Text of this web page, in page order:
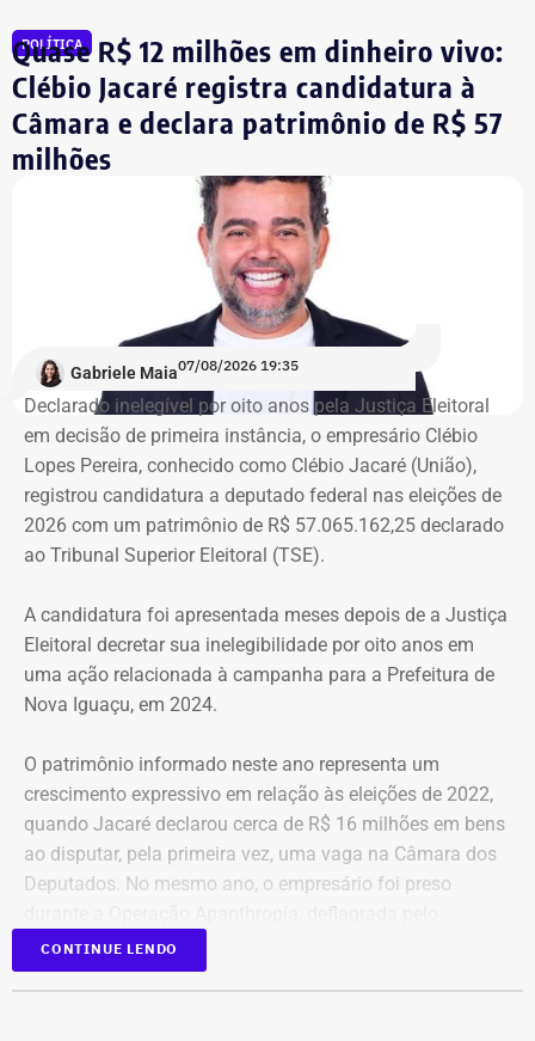
comentou.
Integrante de movimento afirma que
ocupação aconteceu após quatro
Integrante do Movimento de Luta nos Bairros, Vilas e
Favelas (MLB), dona Enita afirmou que o grupo de
ocupantes chegou ao atual prédio depois de sofrer quatro
“Nós já sofremos quatro despejos. O objetivo da
ocupação é justamente dar ao imóvel uma função social
que atenda as necessidades básicas das famílias. Desde
que eu entrei no MLB nunca faltou comida. Só o que falta
mesmo é um teto, um lar para morar. Queremos fazer
valer um direito constitucional que nunca foi cumprido”
A Central de Movimentos Populares do Rio de Janeiro
(CMPRJ) emitiu nota de apoio e solidariedade e lembrou
que as famílias lutam há anos pelo direito à moradia com
organização e resistência.
“Sabemos que a moradia é a base de tudo. Quando um
movimento ocupa um imóvel abandonado ou
subutilizado, mais do que dar um teto, o que já é
fundamental, ele devolve esperança e perspectiva de vida
para centenas de pessoas, sobretudo para as crianças”,
Moradores da Rua Santa Alexandrina
POLÍTICA
Quase R$ 12 milhões em dinheiro vivo:
Clébio Jacaré registra candidatura à
Câmara e declara patrimônio de R$ 57
milhões
Gabriele Maia07/08/2026 19:35
Declarado inelegível por oito anos pela Justiça Eleitoral
em decisão de primeira instância, o empresário Clébio
Lopes Pereira, conhecido como Clébio Jacaré (União),
registrou candidatura a deputado federal nas eleições de
2026 com um patrimônio de R$ 57.065.162,25 declarado
ao Tribunal Superior Eleitoral (TSE).
A candidatura foi apresentada meses depois de a Justiça
Eleitoral decretar sua inelegibilidade por oito anos em
uma ação relacionada à campanha para a Prefeitura de
Nova Iguaçu, em 2024.
O patrimônio informado neste ano representa um
crescimento expressivo em relação às eleições de 2022,
quando Jacaré declarou cerca de R$ 16 milhões em bens
ao disputar, pela primeira vez, uma vaga na Câmara dos
Deputados. No mesmo ano, o empresário foi preso
Ministério Público do Rio de Janeiro (MPRJ), que
investigou um esquema de corrupção na Prefeitura de
CONTINUE LENDO